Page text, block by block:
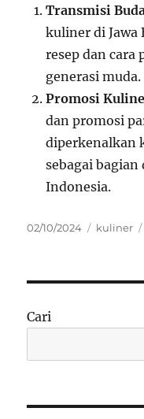
Transmisi
kuliner di Jawa
resep dan cara
generasi muda.
Promosi
dan promosi
diperkenalkan
sebagai
Indonesia.
Posted
02/10/2024 kuliner
Cari